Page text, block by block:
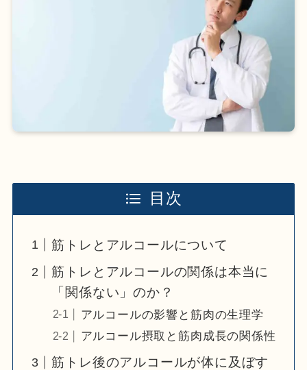
目次
筋トレとアルコールについて
筋トレとアルコールの関係は本当に
「関係ない」のか？
アルコールの影響と筋肉の生理学
アルコール摂取と筋肉成長の関係性
筋トレ後のアルコールが体に及ぼす